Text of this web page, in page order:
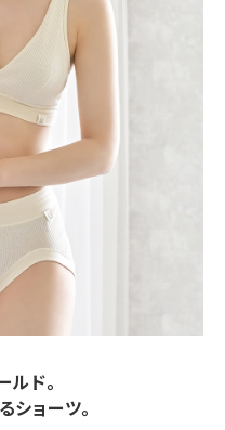
ルド。
ショーツ。